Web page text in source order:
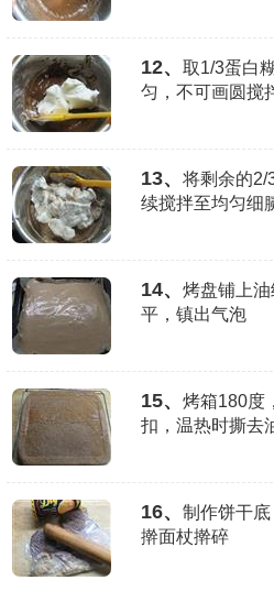
12、
取1/3蛋白
匀，不可画圆搅
13、
将剩余的2/
续搅拌至均匀细
14、
烤盘铺上
平，镇出气泡
15、
烤箱180度
扣，温热时撕去
16、
制作饼干
擀面杖擀碎